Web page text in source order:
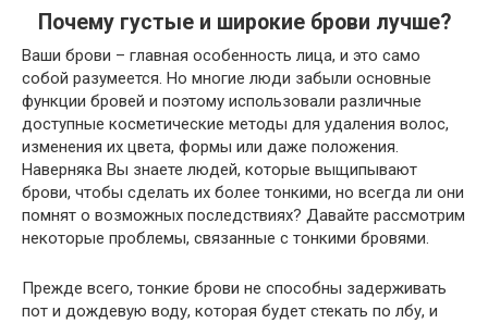
Почему густые и широкие брови лучше?
Ваши брови – главная особенность лица, и это само
собой разумеется. Но многие люди забыли основные
функции бровей и поэтому использовали различные
доступные косметические методы для удаления волос,
изменения их цвета, формы или даже положения.
Наверняка Вы знаете людей, которые выщипывают
брови, чтобы сделать их более тонкими, но всегда ли они
помнят о возможных последствиях? Давайте рассмотрим
некоторые проблемы, связанные с тонкими бровями.
Прежде всего, тонкие брови не способны задерживать
пот и дождевую воду, которая будет стекать по лбу, и